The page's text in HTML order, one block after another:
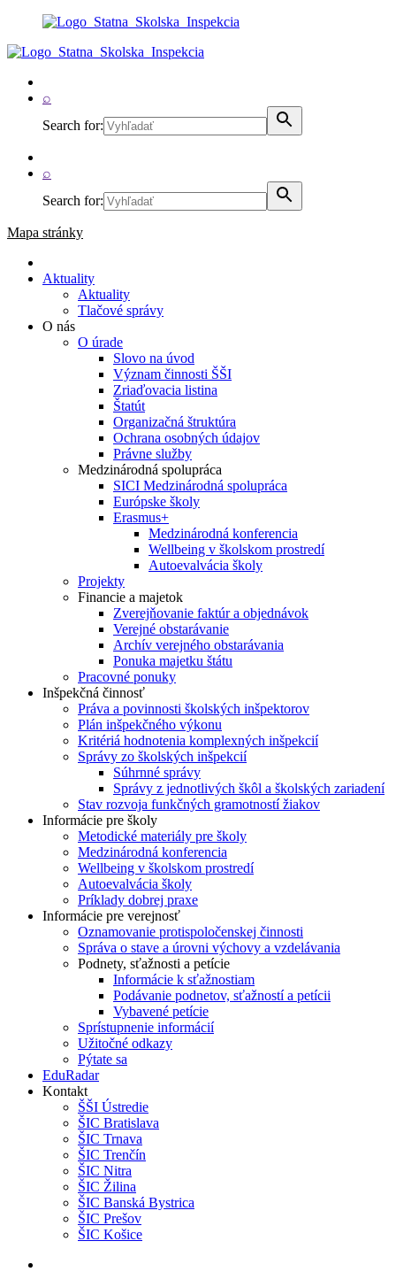
⌕
Search for:
⌕
Search for:
Mapa stránky
Aktuality
Aktuality
Tlačové správy
O nás
O úrade
Slovo na úvod
Význam činnosti ŠŠI
Zriaďovacia listina
Štatút
Organizačná štruktúra
Ochrana osobných údajov
Právne služby
Medzinárodná spolupráca
SICI Medzinárodná spolupráca
Európske školy
Erasmus+
Medzinárodná konferencia
Wellbeing v školskom prostredí
Autoevalvácia školy
Projekty
Financie a majetok
Zverejňovanie faktúr a objednávok
Verejné obstarávanie
Archív verejného obstarávania
Ponuka majetku štátu
Pracovné ponuky
Inšpekčná činnosť
Práva a povinnosti školských inšpektorov
Plán inšpekčného výkonu
Kritériá hodnotenia komplexných inšpekcií
Správy zo školských inšpekcií
Súhrnné správy
Správy z jednotlivých škôl a školských zariadení
Stav rozvoja funkčných gramotností žiakov
Informácie pre školy
Metodické materiály pre školy
Medzinárodná konferencia
Wellbeing v školskom prostredí
Autoevalvácia školy
Príklady dobrej praxe
Informácie pre verejnosť
Oznamovanie protispoločenskej činnosti
Správa o stave a úrovni výchovy a vzdelávania
Podnety, sťažnosti a petície
Informácie k sťažnostiam
Podávanie podnetov, sťažností a petícii
Vybavené petície
Sprístupnenie informácií
Užitočné odkazy
Pýtate sa
EduRadar
Kontakt
ŠŠI Ústredie
ŠIC Bratislava
ŠIC Trnava
ŠIC Trenčín
ŠIC Nitra
ŠIC Žilina
ŠIC Banská Bystrica
ŠIC Prešov
ŠIC Košice